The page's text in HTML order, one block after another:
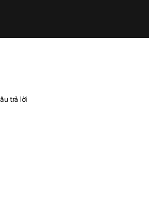
trả lời